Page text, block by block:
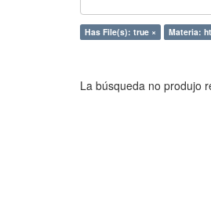
Has File(s): true × Materia:
La búsqueda no produjo